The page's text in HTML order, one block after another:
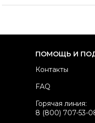
Материал джинсов
Состояние товара
ПОМОЩЬ И
Контакты
FAQ
Горячая линия:
8 (800) 707-53-